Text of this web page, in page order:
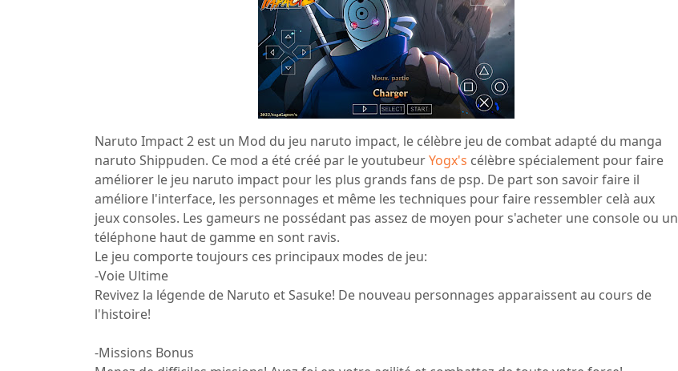
Naruto Impact 2 est un Mod du jeu naruto impact, le célèbre jeu de combat adapté du manga
naruto Shippuden. Ce mod a été créé par le youtubeurYogx's célèbre spécialement pour faire
améliorer le jeu naruto impact pour les plus grands fans de psp. De part son savoir faire il
améliore l'interface, les personnages et même les techniques pour faire ressembler celà aux
jeux consoles. Les gameurs ne possédant pas assez de moyen pour s'acheter une console ou un
téléphone haut de gamme en sont ravis.
Le jeu comporte toujours ces principaux modes de jeu:
-Voie Ultime
Revivez la légende de Naruto et Sasuke! De nouveau personnages apparaissent au cours de
l'histoire!
-Missions Bonus